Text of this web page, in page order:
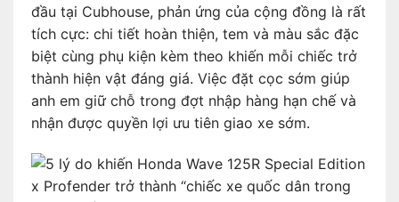
đầu tại Cubhouse, phản ứng của cộng đồng là rất
tích cực: chi tiết hoàn thiện, tem và màu sắc đặc
biệt cùng phụ kiện kèm theo khiến mỗi chiếc trở
thành hiện vật đáng giá. Việc đặt cọc sớm giúp
anh em giữ chỗ trong đợt nhập hàng hạn chế và
nhận được quyền lợi ưu tiên giao xe sớm.